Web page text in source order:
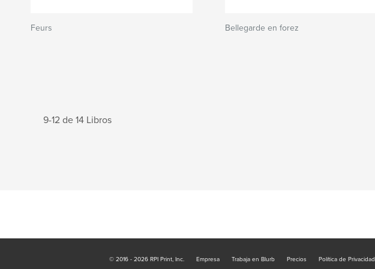
Feurs Bellegarde en forez
9-12 de 14 Libros
© 2016 - 2026 RPI Print, Inc. Empresa Trabaja en Blurb Precios Política de Privacidad